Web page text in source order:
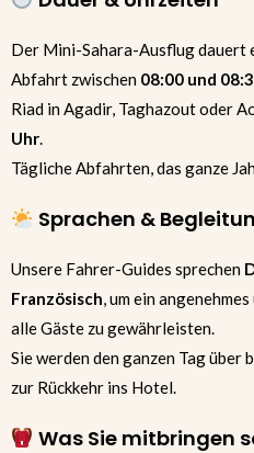
Der Mini-Sahara-Ausflug dauert
Abfahrt zwischen 08:00 und
Riad in Agadir, Taghazout oder
Uhr.
Tägliche Abfahrten, das ganze
Sprachen &
Unsere Fahrer-Guides sprechen
Französisch, um ein
alle Gäste zu gewährleisten.
Sie werden den ganzen Tag
zur Rückkehr ins Hotel.
Was Sie mitbringen